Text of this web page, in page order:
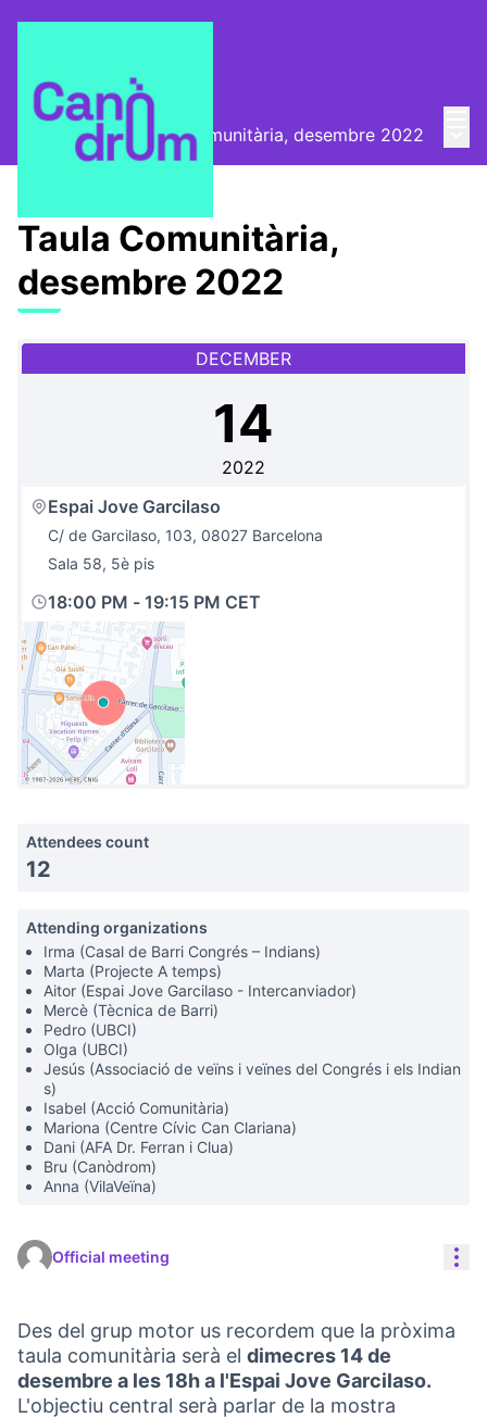
📅 Trobades / Taula Comunitària, desembre 2022
Taula Comunitària,
desembre 2022
DECEMBER
14
2022
Espai Jove Garcilaso
C/ de Garcilaso, 103, 08027 Barcelona
Sala 58, 5è pis
18:00 PM - 19:15 PM CET
Attendees count
12
Attending organizations
Irma (Casal de Barri Congrés – Indians)
Marta (Projecte A temps)
Aitor (Espai Jove Garcilaso - Intercanviador)
Mercè (Tècnica de Barri)
Pedro (UBCI)
Olga (UBCI)
Jesús (Associació de veïns i veïnes del Congrés i els Indian
s)
Isabel (Acció Comunitària)
Mariona (Centre Cívic Can Clariana)
Dani (AFA Dr. Ferran i Clua)
Bru (Canòdrom)
Anna (VilaVeïna)
Official meeting
Des del grup motor us recordem que la pròxima
taula comunitària serà el dimecres 14 de
desembre a les 18h a l'Espai Jove Garcilaso.
L'objectiu central serà parlar de la mostra